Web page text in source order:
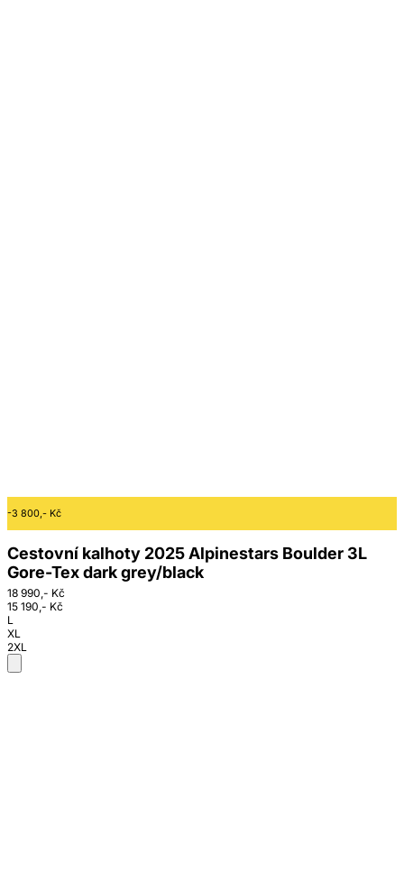
-3 800,- Kč
Cestovní kalhoty 2025 Alpinestars Boulder 3L
Gore-Tex dark grey/black
18 990,- Kč
15 190,- Kč
L
XL
2XL